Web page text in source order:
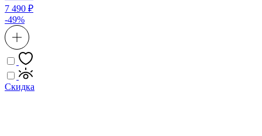
7 490 ₽
-49%
Скидка